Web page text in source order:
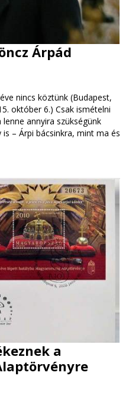
Árpád
nincs köztünk (Budapest,
október 6.) Csak ismételni
annyira szükségünk
– Árpi bácsinkra, mint ma és
a